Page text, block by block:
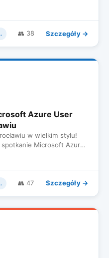
Poland 👥 38 Szczegóły →
Azure User
w wielkim stylu!
Microsoft Azure
Poland 👥 47 Szczegóły →